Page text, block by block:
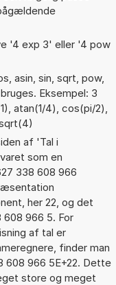
'4 exp 3' eller '4 pow
asin, sin, sqrt, pow,
Eksempel: 3
atan(1/4), cos(pi/2),
af 'Tal i
som en
338 608 966
her 22, og det
608 966 5. For
af tal er
finder man
608 966 5E+22. Dette
store og meget